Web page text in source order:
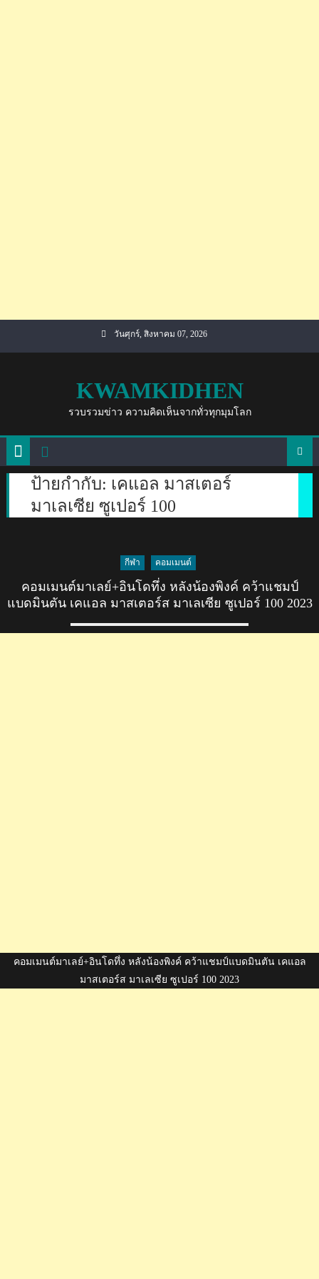
วันศุกร์, สิงหาคม 07, 2026
KWAMKIDHEN
รวบรวมข่าว ความคิดเห็นจากทั่วทุกมุมโลก
ป้ายกำกับ: เคแอล มาสเตอร์
มาเลเซีย ซูเปอร์ 100
กีฬา คอมเมนต์
คอมเมนต์มาเลย์+อินโดทึ่ง หลังน้องพิงค์ คว้าแชมป์
แบดมินตัน เคแอล มาสเตอร์ส มาเลเซีย ซูเปอร์ 100 2023
คอมเมนต์มาเลย์+อินโดทึ่ง หลังน้องพิงค์ คว้าแชมป์แบดมินตัน เคแอล
มาสเตอร์ส มาเลเซีย ซูเปอร์ 100 2023